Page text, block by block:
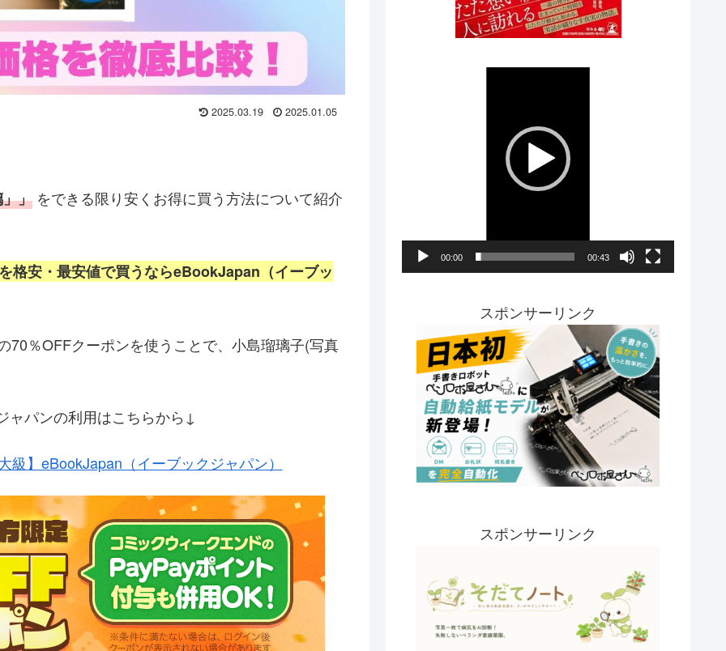
2025.03.19 2025.01.05
」 をできる限り安くお得に買う方法について紹介
格安・最安値で買うならeBookJapan（イーブッ
70％OFFクーポンを使うことで、小島瑠璃子(写真
ャパンの利用はこちらから↓
】eBookJapan（イーブックジャパン）
レ
ー
ヤ
00:00 00:43
スポンサーリンク
スポンサーリンク